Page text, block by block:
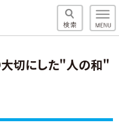
大切にした"人の和"